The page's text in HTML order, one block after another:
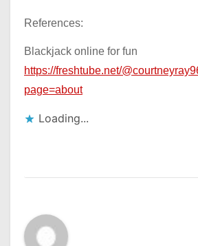
References:
Blackjack online for fun
https://freshtube.net/
page=about
Loading...